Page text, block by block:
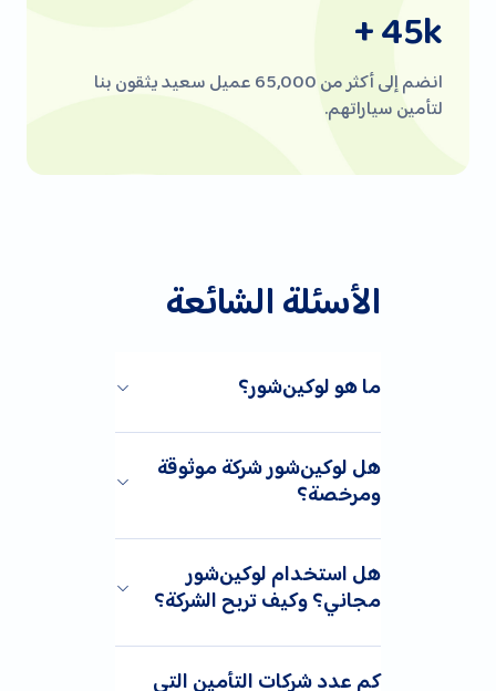
+ 45k
انضم إلى أكثر من 65,000 عميل سعيد يثقون بنا
لتأمين سياراتهم.
الأسئلة الشائعة
ما هو لوكين‌شور؟
هل لوكين‌شور شركة موثوقة
ومرخصة؟
هل استخدام لوكين‌شور
مجاني؟ وكيف تربح الشركة؟
كم عدد شركات التأمين التي